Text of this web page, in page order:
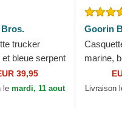
trucker
et bleue serpent
Sport The
Bros.
39,95
lemardi, 11 aout
Goorin
marine,
The
Livraison